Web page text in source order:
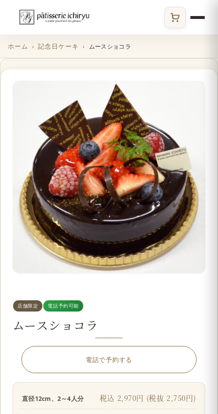
ECサイト
ホーム 記念日ケーキ ムースショコラ
店舗限定 電話予約可能
ムースショコラ
電話で予約する
直径12cm、2～4人分 税込 2,970円 (税抜 2,750円)